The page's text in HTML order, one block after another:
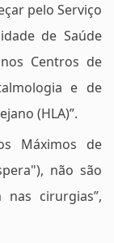
pelo Serviço
de Saúde
Centros de
e de
(HLA)”.
Máximos de
não são
cirurgias”,